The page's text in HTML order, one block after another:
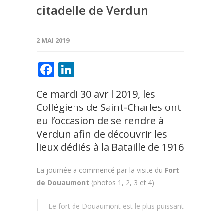
citadelle de Verdun
2 MAI 2019
Facebook
Ce mardi 30 avril 2019, les
Collégiens de Saint-Charles ont
eu l’occasion de se rendre à
Verdun afin de découvrir les
lieux dédiés à la Bataille de 1916
La journée a commencé par la visite du Fort
de Douaumont (photos 1, 2, 3 et 4)
Le fort de Douaumont est le plus puissant